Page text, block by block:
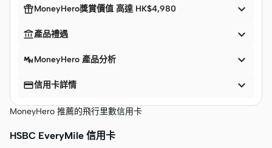
MoneyHero獎賞價值 高達 HK$4,980 
產品禮遇 
MoneyHero 產品分析 
信用卡詳情 
MoneyHero 推薦的飛行里數信用卡
HSBC EveryMile 信用卡